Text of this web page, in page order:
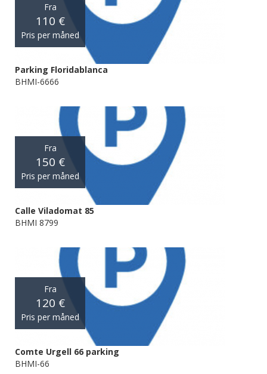
Fra
110 €
Pris per måned
Parking Floridablanca
BHMI-6666
Fra
150 €
Pris per måned
Calle Viladomat 85
BHMI 8799
Fra
120 €
Pris per måned
Comte Urgell 66 parking
BHMI-66